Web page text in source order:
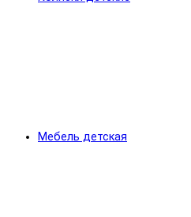
Мебель детская